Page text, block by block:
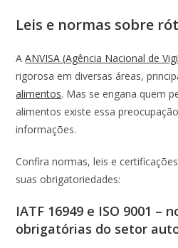
Leis e normas sobre
AANVISA (Agência Nacional de
rigorosa em diversas áreas,
alimentos. Mas se engana quem
alimentos existe essa
informações.
Confira normas, leis e
suas obrigatoriedades:
IATF 16949 e ISO 9001 –
obrigatórias do setor